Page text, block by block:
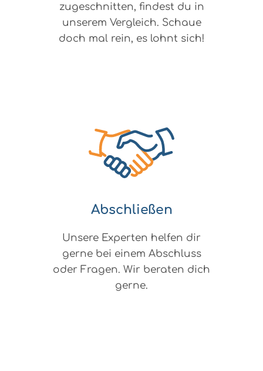
zugeschnitten, findest du in
unserem Vergleich. Schaue
doch mal rein, es lohnt sich!
Abschließen
Unsere Experten helfen dir
gerne bei einem Abschluss
oder Fragen. Wir beraten dich
gerne.